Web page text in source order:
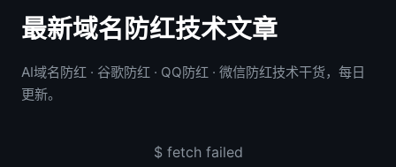
最新域名防红技术文章
AI域名防红 · 谷歌防红 · QQ防红 · 微信防红技术干货，每日
更新。
$ fetch failed